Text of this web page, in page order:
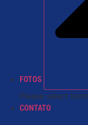
FOTOS
Please select
CONTATO